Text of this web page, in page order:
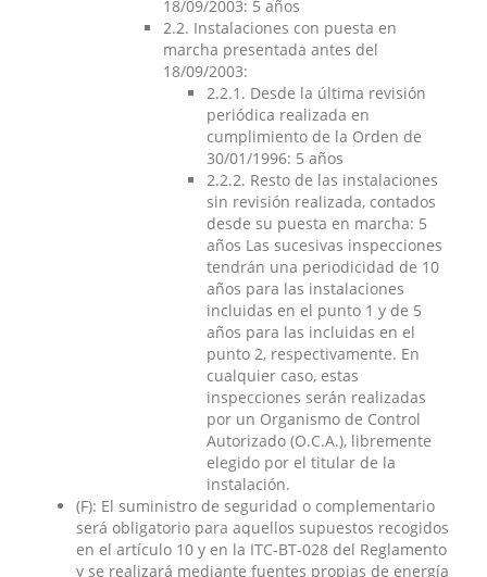
18/09/2003: 5 años
2.2. Instalaciones con puesta en
marcha presentada antes del
18/09/2003:
2.2.1. Desde la última revisión
periódica realizada en
cumplimiento de la Orden de
30/01/1996: 5 años
2.2.2. Resto de las instalaciones
sin revisión realizada, contados
desde su puesta en marcha: 5
años Las sucesivas inspecciones
tendrán una periodicidad de 10
años para las instalaciones
incluidas en el punto 1 y de 5
años para las incluidas en el
punto 2, respectivamente. En
cualquier caso, estas
inspecciones serán realizadas
por un Organismo de Control
Autorizado (O.C.A.), libremente
elegido por el titular de la
instalación.
(F): El suministro de seguridad o complementario
será obligatorio para aquellos supuestos recogidos
en el artículo 10 y en la ITC-BT-028 del Reglamento
y se realizará mediante fuentes propias de energía